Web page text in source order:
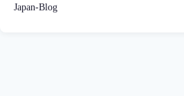
Japan-Blog